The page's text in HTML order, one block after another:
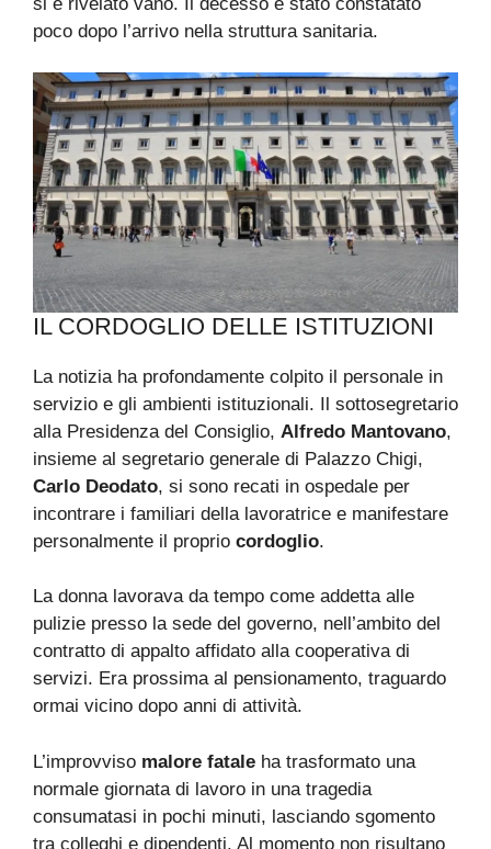
poco dopo l’arrivo nella struttura sanitaria.
IL CORDOGLIO DELLE ISTITUZIONI
La notizia ha profondamente colpito il personale in
servizio e gli ambienti istituzionali. Il sottosegretario
alla Presidenza del Consiglio, Alfredo Mantovano,
insieme al segretario generale di Palazzo Chigi,
Carlo Deodato, si sono recati in ospedale per
incontrare i familiari della lavoratrice e manifestare
personalmente il proprio cordoglio.
La donna lavorava da tempo come addetta alle
pulizie presso la sede del governo, nell’ambito del
contratto di appalto affidato alla cooperativa di
servizi. Era prossima al pensionamento, traguardo
ormai vicino dopo anni di attività.
L’improvviso malore fatale ha trasformato una
normale giornata di lavoro in una tragedia
consumatasi in pochi minuti, lasciando sgomento
tra colleghi e dipendenti. Al momento non risultano